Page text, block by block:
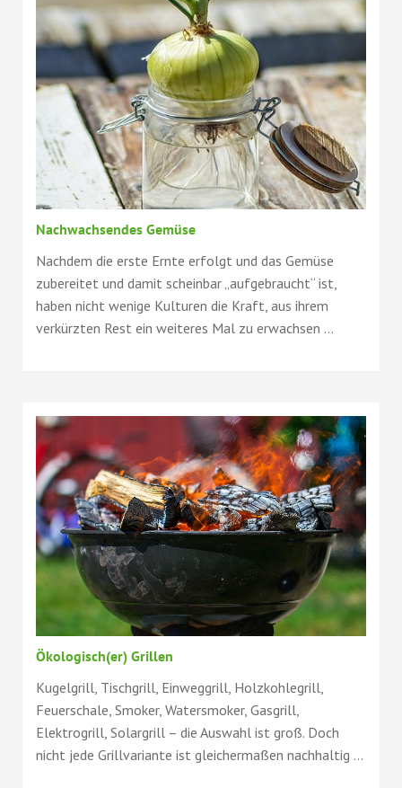
Nachwachsendes Gemüse
Nachdem die erste Ernte erfolgt und das Gemüse
zubereitet und damit scheinbar „aufgebraucht“ ist,
haben nicht wenige Kulturen die Kraft, aus ihrem
verkürzten Rest ein weiteres Mal zu erwachsen ...
Ökologisch(er) Grillen
Kugelgrill, Tischgrill, Einweggrill, Holzkohlegrill,
Feuerschale, Smoker, Watersmoker, Gasgrill,
Elektrogrill, Solargrill – die Auswahl ist groß. Doch
nicht jede Grillvariante ist gleichermaßen nachhaltig ...